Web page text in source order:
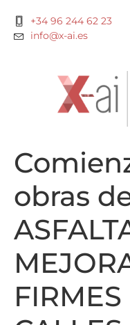
+34 96 244 62 23
info@x-ai.es
obras